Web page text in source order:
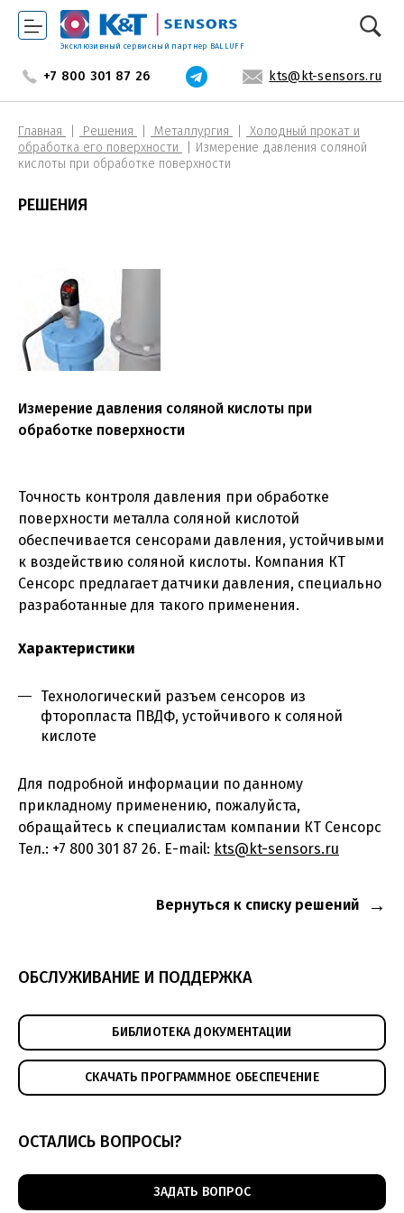
Эксклюзивный сервисный партнер BALLUFF
+7 800 301 87 26 kts@kt-sensors.ru
Главная Решения Металлургия
Холодный прокат и
обработка его поверхности
Измерение давления соляной
кислоты при обработке поверхности
РЕШЕНИЯ
Измерение давления соляной кислоты при
обработке поверхности
Точность контроля давления при обработке
поверхности металла соляной кислотой
обеспечивается сенсорами давления, устойчивыми
к воздействию соляной кислоты. Компания КТ
Сенсорс предлагает датчики давления, специально
разработанные для такого применения.
Характеристики
Технологический разъем сенсоров из
фторопласта ПВДФ, устойчивого к соляной
кислоте
Для подробной информации по данному
прикладному применению, пожалуйста,
обращайтесь к специалистам компании КТ Сенсорс
Тел.: +7 800 301 87 26. E-mail: kts@kt-sensors.ru
Вернуться к списку решений
ОБСЛУЖИВАНИЕ И ПОДДЕРЖКА
БИБЛИОТЕКА ДОКУМЕНТАЦИИ
СКАЧАТЬ ПРОГРАММНОЕ ОБЕСПЕЧЕНИЕ
ОСТАЛИСЬ ВОПРОСЫ?
ЗАДАТЬ ВОПРОС